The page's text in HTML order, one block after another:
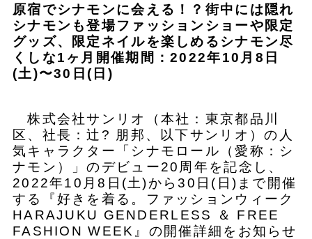
原宿でシナモンに会える！？街中には隠れ
シナモンも登場ファッションショーや限定
グッズ、限定ネイルを楽しめるシナモン尽
くしな1ヶ月開催期間：2022年10月8日
(土)〜30日(日)
株式会社サンリオ（本社：東京都品川
区、社長：辻? 朋邦、以下サンリオ）の人
気キャラクター「シナモロール（愛称：シ
ナモン）」のデビュー20周年を記念し、
2022年10月8日(土)から30日(日)まで開催
する『好きを着る。ファッションウィーク
HARAJUKU GENDERLESS ＆ FREE
FASHION WEEK』の開催詳細をお知らせ